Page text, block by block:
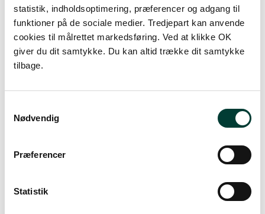
statistik, indholdsoptimering, præferencer og adgang til
funktioner på de sociale medier. Tredjepart kan anvende
cookies til målrettet markedsføring. Ved at klikke OK
giver du dit samtykke. Du kan altid trække dit samtykke
tilbage.
Nødvendig
Præferencer
Statistik
S